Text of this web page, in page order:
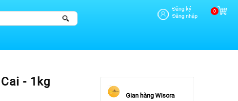
Đăng ký
Đăng nhập
0
- 1kg
Gian hàng Wisora